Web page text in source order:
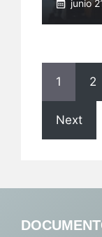
junio
1 2
Next